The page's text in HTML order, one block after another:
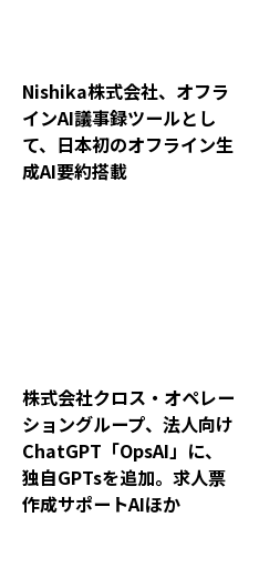
Nishika株式会社、オフラ
インAI議事録ツールとし
て、日本初のオフライン生
成AI要約搭載
株式会社クロス・オペレー
ショングループ、法人向け
ChatGPT「OpsAI」に、
独自GPTsを追加。求人票
作成サポートAIほか